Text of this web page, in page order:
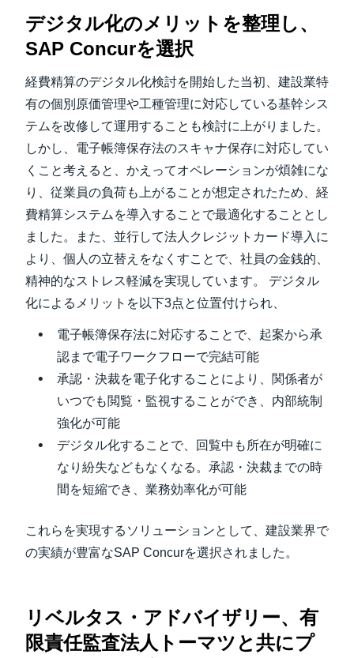
デジタル化のメリットを整理し、
SAP Concurを選択
経費精算のデジタル化検討を開始した当初、建設業特
有の個別原価管理や工種管理に対応している基幹シス
テムを改修して運用することも検討に上がりました。
しかし、電子帳簿保存法のスキャナ保存に対応してい
くこと考えると、かえってオペレーションが煩雑にな
り、従業員の負荷も上がることが想定されたため、経
費精算システムを導入することで最適化することとし
ました。また、並行して法人クレジットカード導入に
より、個人の立替えをなくすことで、社員の金銭的、
精神的なストレス軽減を実現しています。 デジタル
化によるメリットを以下3点と位置付けられ、
電子帳簿保存法に対応することで、起案から承
認まで電子ワークフローで完結可能
承認・決裁を電子化することにより、関係者が
いつでも閲覧・監視することができ、内部統制
強化が可能
デジタル化することで、回覧中も所在が明確に
なり紛失などもなくなる。承認・決裁までの時
間を短縮でき、業務効率化が可能
これらを実現するソリューションとして、建設業界で
の実績が豊富なSAP Concurを選択されました。
リベルタス・アドバイザリー、有
限責任監査法人トーマツと共にプ